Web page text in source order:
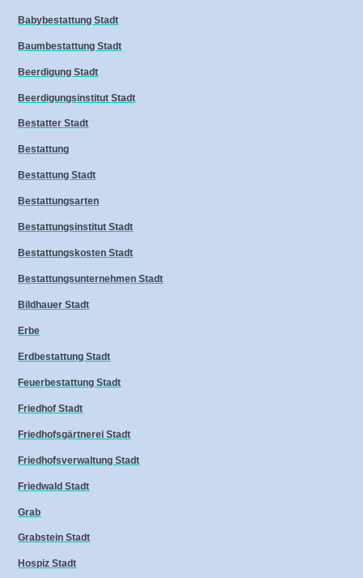
Babybestattung Stadt
Baumbestattung Stadt
Beerdigung Stadt
Beerdigungsinstitut Stadt
Bestatter Stadt
Bestattung
Bestattung Stadt
Bestattungsarten
Bestattungsinstitut Stadt
Bestattungskosten Stadt
Bestattungsunternehmen Stadt
Bildhauer Stadt
Erbe
Erdbestattung Stadt
Feuerbestattung Stadt
Friedhof Stadt
Friedhofsgärtnerei Stadt
Friedhofsverwaltung Stadt
Friedwald Stadt
Grab
Grabstein Stadt
Hospiz Stadt